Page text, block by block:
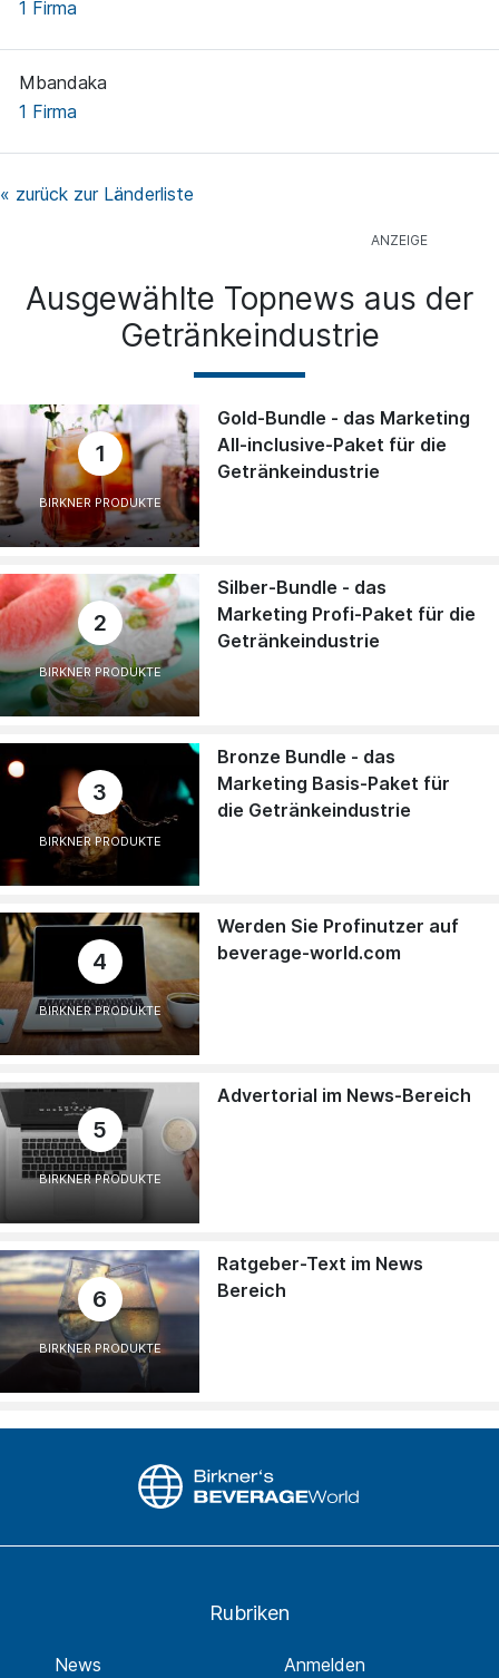
1 Firma
Mbandaka
1 Firma
« zurück zur Länderliste
Ausgewählte Topnews aus der
Getränkeindustrie
1
BIRKNER PRODUKTE
Gold-Bundle - das Marketing
All-inclusive-Paket für die
Getränkeindustrie
2
BIRKNER PRODUKTE
Silber-Bundle - das
Marketing Profi-Paket für die
Getränkeindustrie
3
BIRKNER PRODUKTE
Bronze Bundle - das
Marketing Basis-Paket für
die Getränkeindustrie
4
BIRKNER PRODUKTE
Werden Sie Profinutzer auf
beverage-world.com
5
BIRKNER PRODUKTE
Advertorial im News-Bereich
6
BIRKNER PRODUKTE
Ratgeber-Text im News
Bereich
Rubriken
News
Anmelden